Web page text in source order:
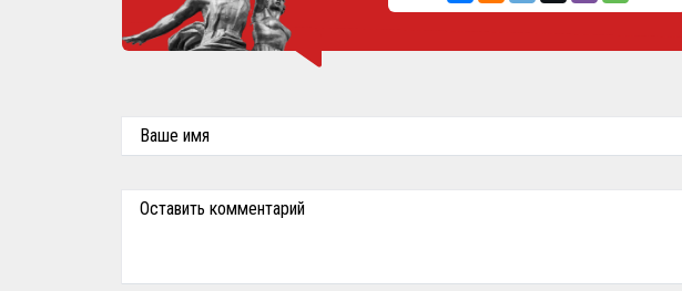
Ваше имя
Оставить комментарий